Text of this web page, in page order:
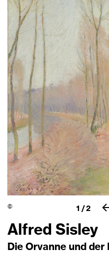
© 1 / 2
Alfred Sisley
Die Orvanne und der